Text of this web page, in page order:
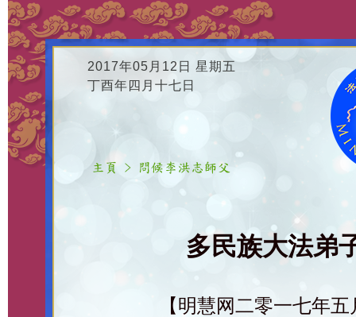
2017年05月12日 星期五
丁酉年四月十七日
多民族大法弟
【明慧网二零一七年